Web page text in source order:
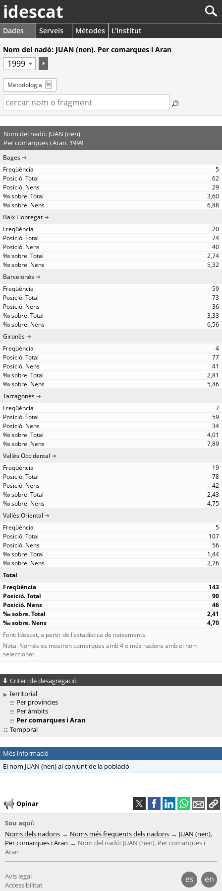
idescat
Dades Serveis Mètodes
L'Institut
Nom del nadó: JUAN (nen). Per comarques i Aran
Metodologia
Nom del nadó: JUAN (nen)
Per comarques i Aran. 1999
Bages
5
62
29
3,60
6,88
Baix Llobregat
20
74
40
2,74
5,32
Barcelonès
59
73
36
3,33
6,56
Gironès
4
77
41
2,81
5,46
Tarragonès
7
59
34
4,01
7,89
Vallès Occidental
19
78
42
2,43
4,75
Vallès Oriental
5
107
56
1,44
2,76
Total
143
90
46
2,41
4,70
Font: Idescat, a partir de l'estadística de naixements.
Nota: Només es mostren comarques amb 4 o més nadons amb el nom
seleccionat.
Criteri de desagregació
Territorial
Per províncies
Per àmbits
Per comarques i Aran
Temporal
Més informació
El nom JUAN (nen) al conjunt de la població
Opinar
Sou aquí:
Noms dels nadons
Noms més freqüents dels nadons
JUAN (nen).
Per comarques i Aran
Nom del nadó: JUAN (nen). Per comarques i
Aran
es en
Avís legal
Accessibilitat